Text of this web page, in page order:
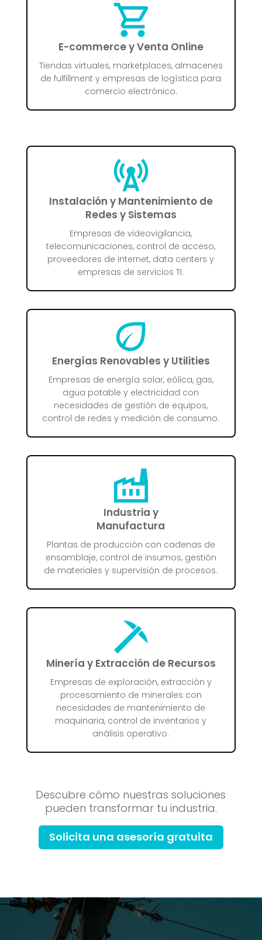
E-commerce y Venta Online
Tiendas virtuales, marketplaces, almacenes
de fulfillment y empresas de logística para
comercio electrónico.
Instalación y Mantenimiento de
Redes y Sistemas
Empresas de videovigilancia,
telecomunicaciones, control de acceso,
proveedores de internet, data centers y
empresas de servicios TI.
Energías Renovables y Utilities
Empresas de energía solar, eólica, gas,
agua potable y electricidad con
necesidades de gestión de equipos,
control de redes y medición de consumo.
Industria y
Manufactura
Plantas de producción con cadenas de
ensamblaje, control de insumos, gestión
de materiales y supervisión de procesos.
Minería y Extracción de Recursos
Empresas de exploración, extracción y
procesamiento de minerales con
necesidades de mantenimiento de
maquinaria, control de inventarios y
análisis operativo.
Descubre cómo nuestras soluciones
pueden transformar tu industria.
Solicita una asesoría gratuita